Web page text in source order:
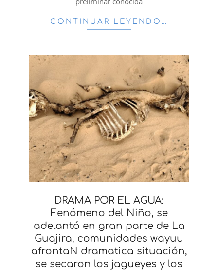
CONTINUAR LEYENDO…
DRAMA POR EL AGUA:
Fenómeno del Niño, se
adelantó en gran parte de La
Guajira, comunidades wayuu
afrontaN dramatica situación,
se secaron los jagueyes y los